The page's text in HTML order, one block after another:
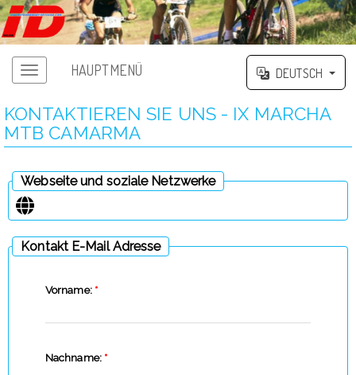
HAUPTMENÜ DEUTSCH
KONTAKTIEREN SIE UNS - IX MARCHA
MTB CAMARMA
Webseite und soziale Netzwerke
Kontakt E-Mail Adresse
Vorname: *
Nachname: *